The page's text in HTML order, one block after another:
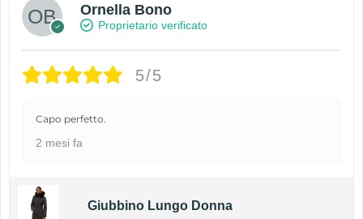
Ornella Bono
Proprietario verificato
5/5
Capo perfetto.
2 mesi fa
Giubbino Lungo Donna